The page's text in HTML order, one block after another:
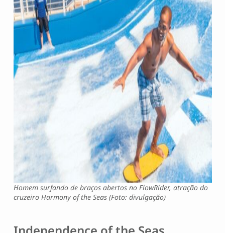
Homem surfando de braços abertos no FlowRider, atração do
cruzeiro Harmony of the Seas (Foto: divulgação)